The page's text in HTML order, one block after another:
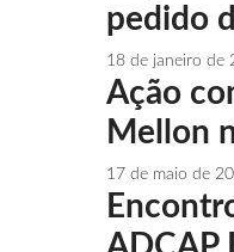
pedido
18 de janeiro de
Ação
Mellon
17 de maio de